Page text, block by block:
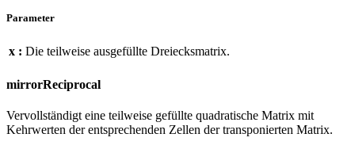
Parameter
x : Die teilweise ausgefüllte Dreiecksmatrix.
mirrorReciprocal
Vervollständigt eine teilweise gefüllte quadratische Matrix mit
Kehrwerten der entsprechenden Zellen der transponierten Matrix.